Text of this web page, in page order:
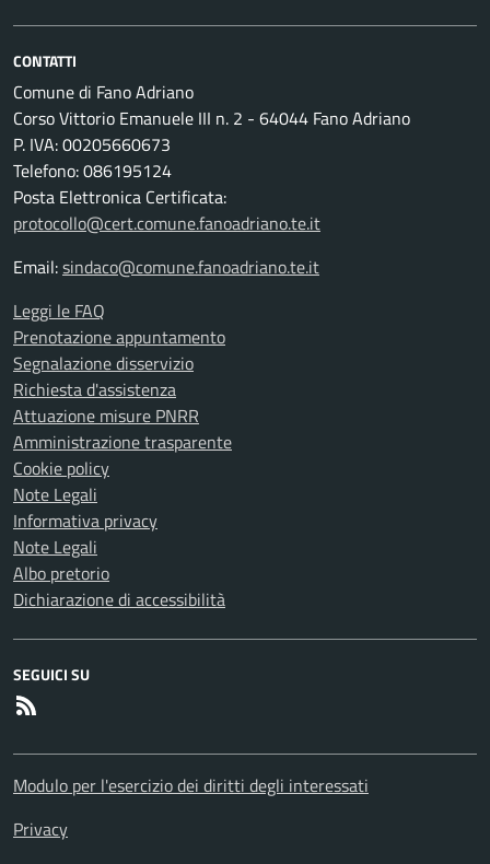
CONTATTI
Comune di Fano Adriano
Corso Vittorio Emanuele III n. 2 - 64044 Fano Adriano
P. IVA: 00205660673
Telefono: 086195124
Posta Elettronica Certificata:
protocollo@cert.comune.fanoadriano.te.it
Email:sindaco@comune.fanoadriano.te.it
Leggi le FAQ
Prenotazione appuntamento
Segnalazione disservizio
Richiesta d'assistenza
Attuazione misure PNRR
Amministrazione trasparente
Cookie policy
Note Legali
Informativa privacy
Note Legali
Albo pretorio
Dichiarazione di accessibilità
SEGUICI SU
Modulo per l'esercizio dei diritti degli interessati
Privacy